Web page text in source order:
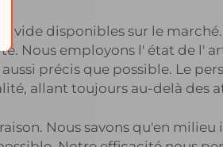
vide disponibles sur le marché.
Nous employons l' état de l'
précis que possible. Le
allant toujours au-delà des
Nous savons qu'en milieu